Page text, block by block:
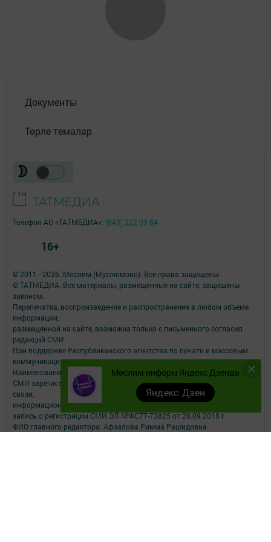
Документы
Төрле темалар
Мөслим-информ Яндекс Дзенда
Яндекс Дзен
© 2011 - 2026. Мослим (Муслюмово). Все права защищены.
© ТАТМЕДИА. Все материалы, размещенные на сайте, защищены
законом.
Перепечатка, воспроизведение и распространение в любом объеме
информации,
размещенной на сайте, возможна только с письменного согласия
редакций СМИ.
При поддержке Республиканского агентства по печати и массовым
коммуникациям.
Наименование СМИ: Мөслим-информ
СМИ зарегистрировано Федеральной службой по надзору в сфере
связи,
информационных технологий и массовых коммуникаций
запись о регистрации СМИ ЭЛ №ФС77-73825 от 28.09.2018 г.
ФИО главного редактора: Афзалова Римма Рашидовна
Телефон АО «ТАТМЕДИА»: (843) 222 09 84
16+